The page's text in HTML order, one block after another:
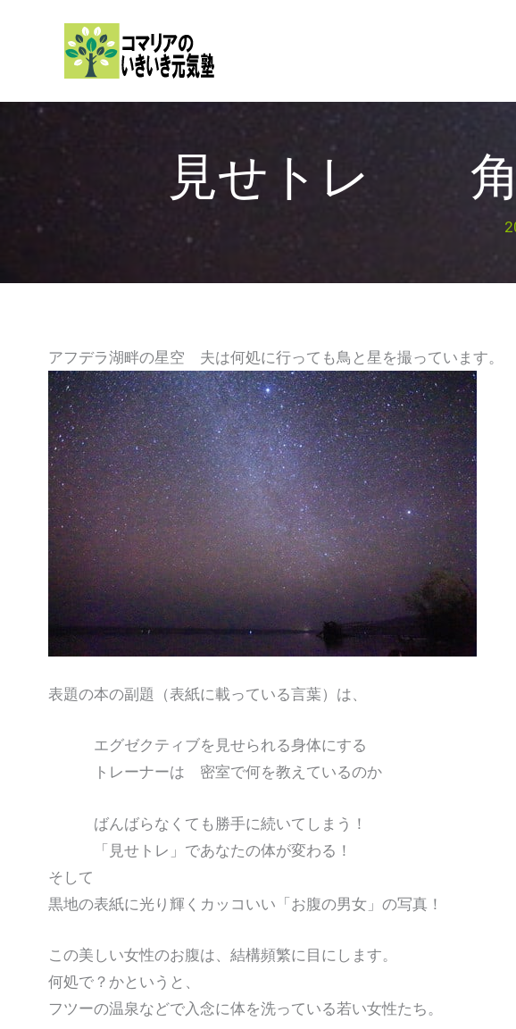
見せトレ 角
アフデラ湖畔の星空 夫は何処に行っても鳥と星を撮っています。
表題の本の副題（表紙に載っている言葉）は、
エグゼクティブを見せられる身体にする
トレーナーは 密室で何を教えているのか
ばんばらなくても勝手に続いてしまう！
「見せトレ」であなたの体が変わる！
そして
黒地の表紙に光り輝くカッコいい「お腹の男女」の写真！
この美しい女性のお腹は、結構頻繁に目にします。
何処で？かというと、
フツーの温泉などで入念に体を洗っている若い女性たち。